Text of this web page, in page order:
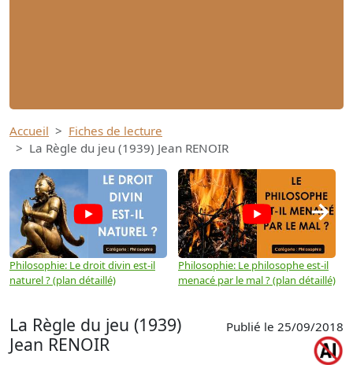
Accueil
Fiches de lecture
La Règle du jeu (1939) Jean RENOIR
Philosophie: Le droit divin est-il
naturel ? (plan détaillé)
Philosophie: Le philosophe est-il
menacé par le mal ? (plan détaillé)
→
La Règle du jeu (1939)
Jean RENOIR
Publié le 25/09/2018